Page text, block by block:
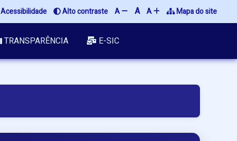
Acessibilidade Alto contraste A A A Mapa do site
TRANSPARÊNCIA E-SIC